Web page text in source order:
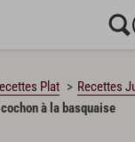
Plat
Recettes
à la basquaise